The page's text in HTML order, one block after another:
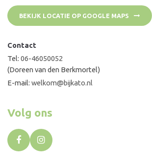
BEKIJK LOCATIE OP GOOGLE MAPS
Contact
Tel: 06-46050052
(Doreen van den Berkmortel)
E-mail: welkom@bijkato.nl
Volg ons